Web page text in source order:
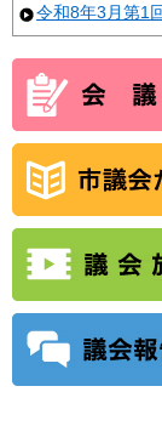
令和8年3月第1